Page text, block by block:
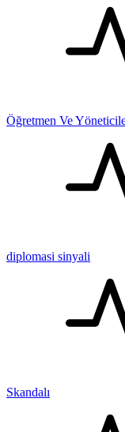
Öğretmen Ve
diplomasi sinyali
Skandalı